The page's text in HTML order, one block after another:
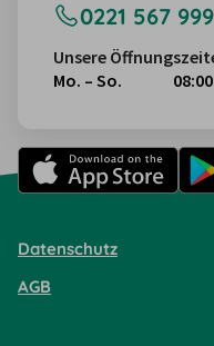
0221 567 999
Unsere
Mo. – So.
Datenschutz
AGB